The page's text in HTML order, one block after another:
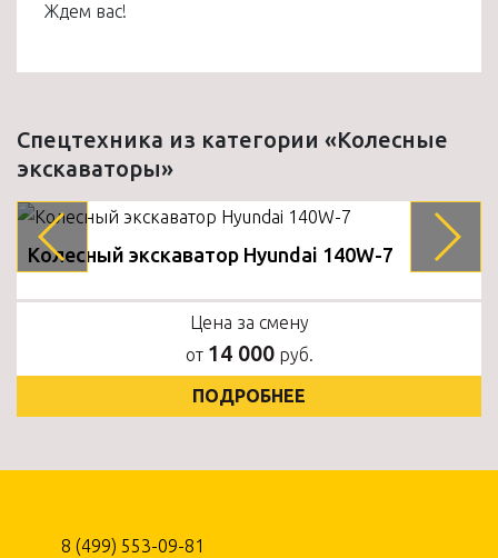
Ждем вас!
Спецтехника из категории «Колесные
экскаваторы»
Колесный экскаватор Hyundai 140W-7
Цена за смену
от 14 000руб.
ПОДРОБНЕЕ
8 (499) 553-09-81